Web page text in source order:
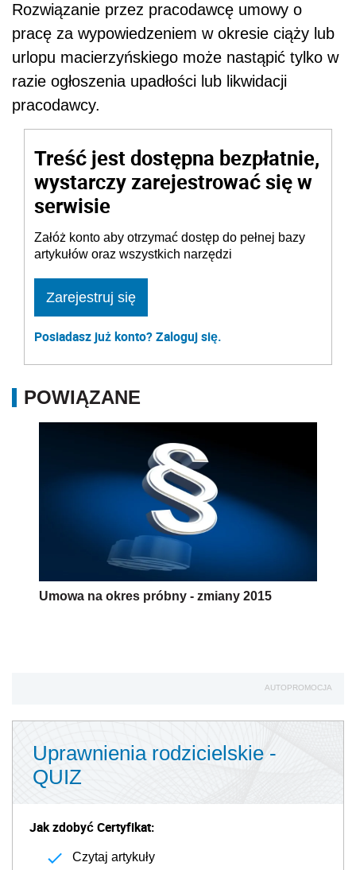
Rozwiązanie przez pracodawcę umowy o
pracę za wypowiedzeniem w okresie ciąży lub
urlopu macierzyńskiego może nastąpić tylko w
razie ogłoszenia upadłości lub likwidacji
pracodawcy.
Treść jest dostępna bezpłatnie,
wystarczy zarejestrować się w
serwisie
Załóż konto aby otrzymać dostęp do pełnej bazy
artykułów oraz wszystkich narzędzi
Zarejestruj się
Posiadasz już konto? Zaloguj się.
POWIĄZANE
Umowa na okres próbny - zmiany 2015
AUTOPROMOCJA
Uprawnienia rodzicielskie -
QUIZ
Jak zdobyć Certyfikat:
Czytaj artykuły